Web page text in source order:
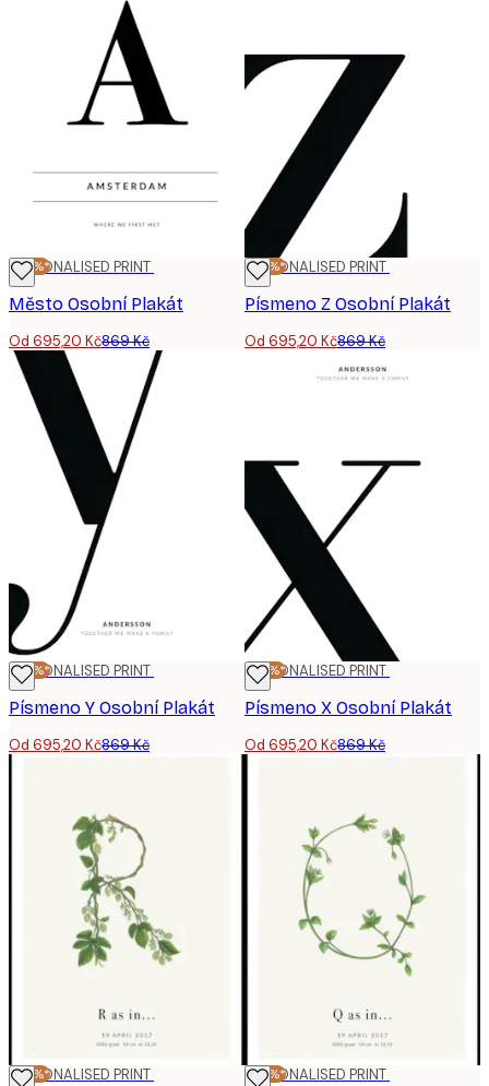
-20%*
PERSONALISED PRINT
Město Osobní Plakát
Od 695,20 Kč869 Kč
-20%*
PERSONALISED PRINT
Písmeno Z Osobní Plakát
Od 695,20 Kč869 Kč
-20%*
PERSONALISED PRINT
Písmeno Y Osobní Plakát
Od 695,20 Kč869 Kč
-20%*
PERSONALISED PRINT
Písmeno X Osobní Plakát
Od 695,20 Kč869 Kč
-20%*
PERSONALISED PRINT -20%*
PERSONALISED PRINT